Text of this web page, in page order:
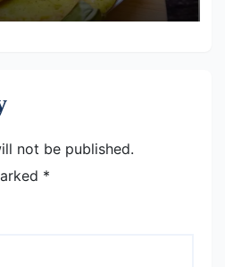
not be published.
*